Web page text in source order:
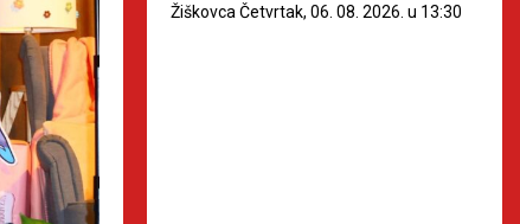
Žiškovca Četvrtak, 06. 08. 2026. u 13:30